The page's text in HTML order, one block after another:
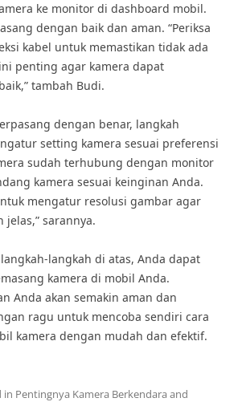
ke monitor di dashboard mobil.
dengan baik dan aman. “Periksa
kabel untuk memastikan tidak ada
penting agar kamera dapat
tambah Budi.
dengan benar, langkah
setting kamera sesuai preferensi
sudah terhubung dengan monitor
kamera sesuai keinginan Anda.
mengatur resolusi gambar agar
sarannya.
langkah di atas, Anda dapat
kamera di mobil Anda.
Anda akan semakin aman dan
ragu untuk mencoba sendiri cara
kamera dengan mudah dan efektif.
in Pentingnya Kamera Berkendara and